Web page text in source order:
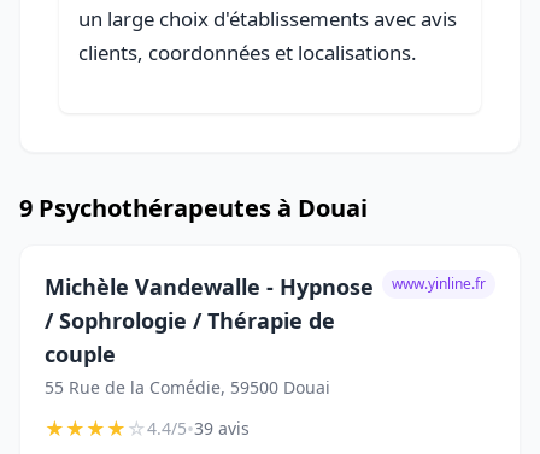
un large choix d'établissements avec avis
clients, coordonnées et localisations.
9 Psychothérapeutes à Douai
Michèle Vandewalle - Hypnose
/ Sophrologie / Thérapie de
couple
55 Rue de la Comédie, 59500 Douai
www.yinline.fr
★★★★☆4.4/5•39 avis